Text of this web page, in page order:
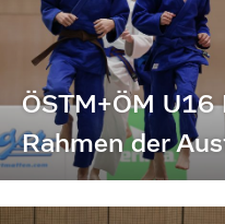
ÖSTM+ÖM
Rahmen der